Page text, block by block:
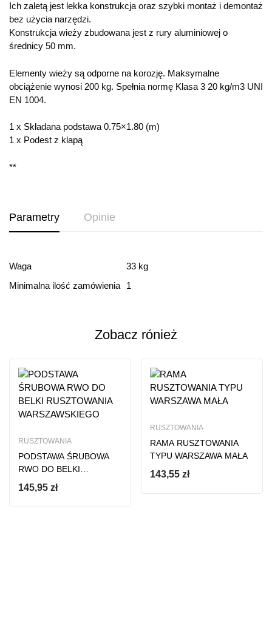
Ich zaletą jest lekka konstrukcja oraz szybki montaż i demontaż
bez użycia narzędzi.
Konstrukcja wieży zbudowana jest z rury aluminiowej o
średnicy 50 mm.
Elementy wieży są odporne na korozję. Maksymalne
obciążenie wynosi 200 kg. Spełnia normę Klasa 3 20 kg/m3 UNI
EN 1004.
1 x Składana podstawa 0.75×1.80 (m)
1 x Podest z klapą
**
Parametry Opinie
Waga
33 kg
Minimalna ilość zamówienia
1
Ocena i recenzja
Based on 0 Reviews
Ten produkt nie ma jeszcze opinii
Zobacz rónież
RUSZTOWANIA
PODSTAWA ŚRUBOWA
RWO DO BELKI
RUSZTOWANIA
WARSZAWSKIEGO
145,95 zł
RUSZTOWANIA
RAMA RUSZTOWANIA
TYPU WARSZAWA MAŁA
143,55 zł